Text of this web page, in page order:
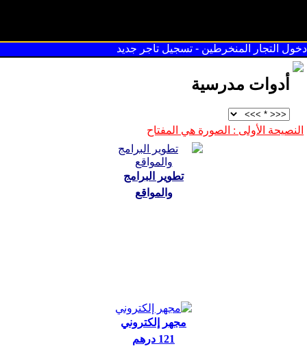
دخول التجار المنخرطين - تسجيل تاجر جديد
أدوات مدرسية
النصيحة الأولى : الصورة هي المفتاح
تطوير البرامج
والمواقع
مجهر إلكتروني
121 درهم